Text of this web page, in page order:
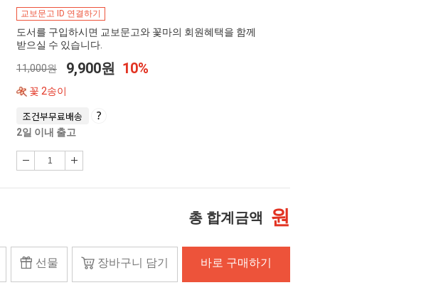
교보문고 ID 연결하기
도서를 구입하시면 교보문고와 꽃마의 회원혜택을 함께
받으실 수 있습니다.
11,000원 9,900원 10%
꽃 2송이
조건부무료배송
2일 이내 출고
총 합계금액 원
선물 장바구니 담기 바로 구매하기